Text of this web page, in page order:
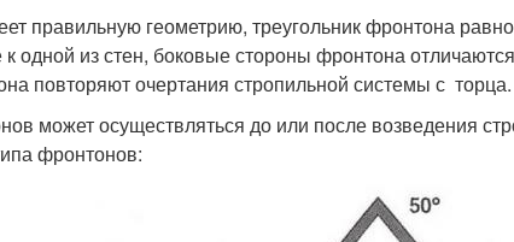
правильную геометрию, треугольник фронтона
одной из стен, боковые стороны фронтона
повторяют очертания стропильной системы с торца.
может осуществляться до или после возведения
фронтонов: